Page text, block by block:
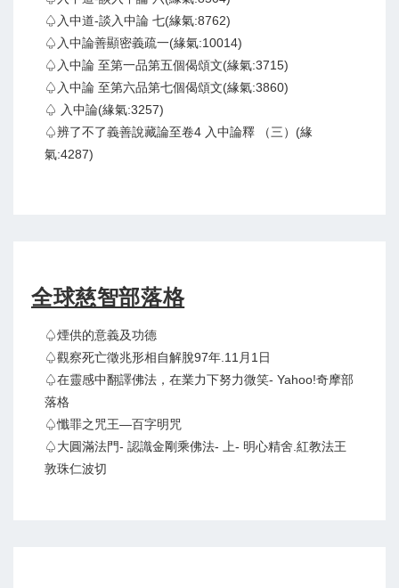
♤入中道-談入中論 七(緣氣:8762)
♤入中論善顯密義疏一(緣氣:10014)
♤入中論 至第一品第五個偈頌文(緣氣:3715)
♤入中論 至第六品第七個偈頌文(緣氣:3860)
♤ 入中論(緣氣:3257)
♤辨了不了義善說藏論至卷4 入中論釋 （三）(緣
氣:4287)
全球慈智部落格
♤煙供的意義及功德
♤觀察死亡徵兆形相自解脫97年.11月1日
♤在靈感中翻譯佛法，在業力下努力微笑- Yahoo!奇摩部
落格
♤懺罪之咒王—百字明咒
♤大圓滿法門- 認識金剛乘佛法- 上- 明心精舍.紅教法王
敦珠仁波切